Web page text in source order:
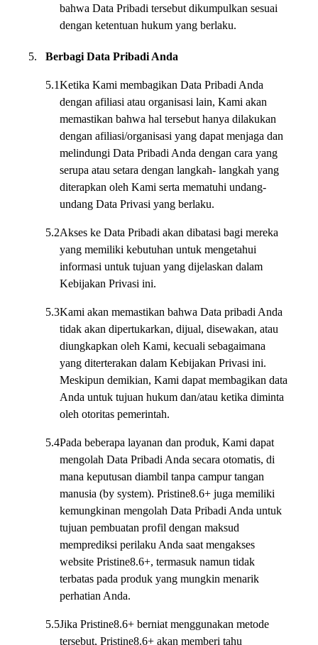
bahwa Data Pribadi tersebut dikumpulkan sesuai
dengan ketentuan hukum yang berlaku.
5. Berbagi Data Pribadi Anda
5.1Ketika Kami membagikan Data Pribadi Anda
dengan afiliasi atau organisasi lain, Kami akan
memastikan bahwa hal tersebut hanya dilakukan
dengan afiliasi/organisasi yang dapat menjaga dan
melindungi Data Pribadi Anda dengan cara yang
serupa atau setara dengan langkah- langkah yang
diterapkan oleh Kami serta mematuhi undang-
undang Data Privasi yang berlaku.
5.2Akses ke Data Pribadi akan dibatasi bagi mereka
yang memiliki kebutuhan untuk mengetahui
informasi untuk tujuan yang dijelaskan dalam
Kebijakan Privasi ini.
5.3Kami akan memastikan bahwa Data pribadi Anda
tidak akan dipertukarkan, dijual, disewakan, atau
diungkapkan oleh Kami, kecuali sebagaimana
yang diterterakan dalam Kebijakan Privasi ini.
Meskipun demikian, Kami dapat membagikan data
Anda untuk tujuan hukum dan/atau ketika diminta
oleh otoritas pemerintah.
5.4Pada beberapa layanan dan produk, Kami dapat
mengolah Data Pribadi Anda secara otomatis, di
mana keputusan diambil tanpa campur tangan
manusia (by system). Pristine8.6+ juga memiliki
kemungkinan mengolah Data Pribadi Anda untuk
tujuan pembuatan profil dengan maksud
memprediksi perilaku Anda saat mengakses
website Pristine8.6+, termasuk namun tidak
terbatas pada produk yang mungkin menarik
perhatian Anda.
5.5Jika Pristine8.6+ berniat menggunakan metode
tersebut, Pristine8.6+ akan memberi tahu